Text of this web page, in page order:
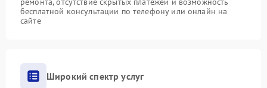
бесплатной консультации по телефону или онлайн на
сайте
Широкий спектр услуг